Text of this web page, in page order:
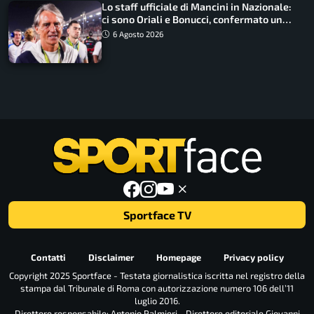
Lo staff ufficiale di Mancini in Nazionale:
ci sono Oriali e Bonucci, confermato un
ritorno
6 Agosto 2026
Sportface TV
Contatti Disclaimer Homepage
Privacy policy
Copyright 2025 Sportface - Testata giornalistica iscritta nel registro della
stampa dal Tribunale di Roma con autorizzazione numero 106 dell’11
luglio 2016.